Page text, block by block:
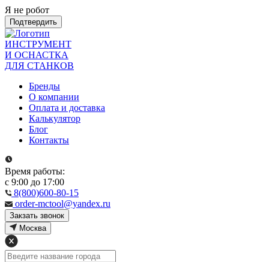
Я не робот
Подтвердить
ИНСТРУМЕНТ
И ОСНАСТКА
ДЛЯ СТАНКОВ
Бренды
О компании
Оплата и доставка
Калькулятор
Блог
Контакты
Время работы:
с 9:00 до 17:00
8(800)600-80-15
order-mctool@yandex.ru
Закзать звонок
Москва